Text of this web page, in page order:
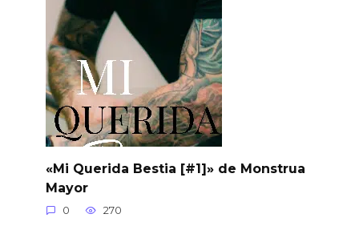
«Mi Querida Bestia [#1]» de Monstrua
Mayor
0 270